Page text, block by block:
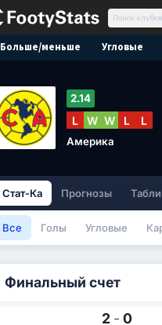
Больше/меньше Угловые
2.14
L W W L L
Америка
Стат-Ка Прогнозы
Все Голы Угловые
Финальный счет
2 - 0